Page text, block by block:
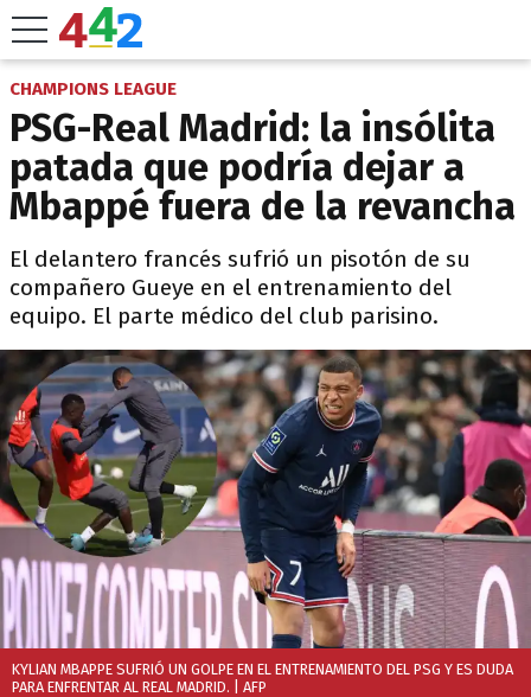
CHAMPIONS LEAGUE
PSG-Real Madrid: la insólita
patada que podría dejar a
Mbappé fuera de la revancha
El delantero francés sufrió un pisotón de su
compañero Gueye en el entrenamiento del
equipo. El parte médico del club parisino.
KYLIAN MBAPPE SUFRIÓ UN GOLPE EN EL ENTRENAMIENTO DEL PSG Y ES DUDA
PARA ENFRENTAR AL REAL MADRID. | AFP